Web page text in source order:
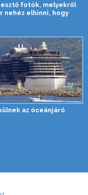
fotók, melyekről
nehéz elhinni, hogy
az óceánjáró